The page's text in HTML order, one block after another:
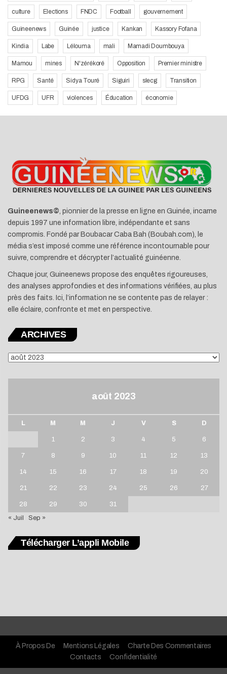
culture Elections FNDC Football gouvernement
Guineenews Guinée justice Kankan Kassory Fofana
Kindia Labe Lélouma mali Mamadi Doumbouya
Mamou mines N'zérékoré Opposition Premier ministre
RPG Santé Sidya Touré Siguiri slecg Transition
UFDG UFR violences Éducation économie
Guineenews©, pionnier de la presse en ligne en Guinée, incarne
depuis 1997 une information libre, indépendante et sans
compromis. Fondé par Boubacar Caba Bah (Boubah.com), le
média s’est imposé comme une référence incontournable pour
suivre, comprendre et décrypter l’actualité guinéenne.
Chaque jour, Guineenews propose des enquêtes rigoureuses,
des analyses approfondies et des informations vérifiées, au plus
près des faits. Ici, l’information ne se contente pas de relayer :
elle éclaire, confronte et met en perspective.
ARCHIVES
ARCHIVES
août 2023
L M M J V S D
1 2 3 4 5 6
7 8 9 10 11 12 13
14 15 16 17 18 19 20
21 22 23 24 25 26 27
28 29 30
31
« Juil
Sep »
Télécharger L’appli Mobile
À Propos De Mentions Légales
Charte Des Commentaires
Contacts
Confidentialité